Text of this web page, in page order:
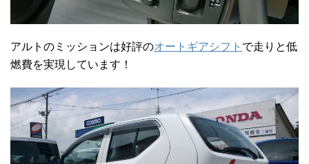
アルトのミッションは好評のオートギアシフト で走りと低
燃費を実現しています！